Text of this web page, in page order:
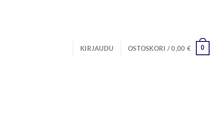
KIRJAUDU OSTOSKORI /0,00 € 0